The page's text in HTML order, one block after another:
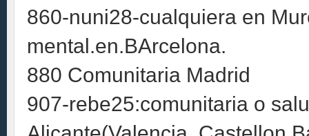
860-nuni28-cualquiera en
mental.en.BArcelona.
880 Comunitaria Madrid
907-rebe25:comunitaria o